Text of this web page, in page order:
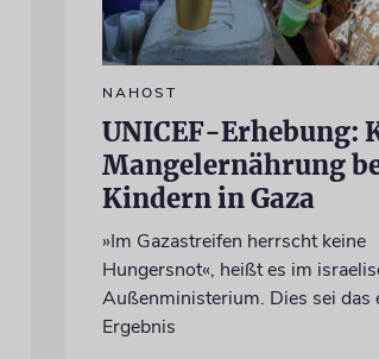
NAHOST
UNICEF-Erhebung:
Mangelernährung
Kindern in Gaza
»Im Gazastreifen herrscht keine
Hungersnot«, heißt es im
Außenministerium. Dies sei das
Ergebnis